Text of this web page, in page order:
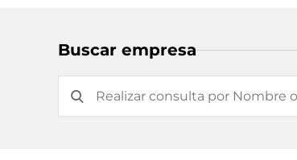
Buscar empresa